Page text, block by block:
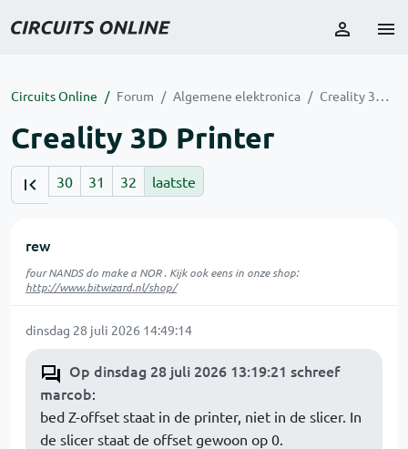
Circuits Online Forum Algemene elektronica Creality 3D Printer
Creality 3D Printer
30 31 32 laatste
rew
four NANDS do make a NOR . Kijk ook eens in onze shop:
http://www.bitwizard.nl/shop/
dinsdag 28 juli 2026 14:49:14
Op dinsdag 28 juli 2026 13:19:21 schreef
marcob:
bed Z-offset staat in de printer, niet in de slicer. In
de slicer staat de offset gewoon op 0.